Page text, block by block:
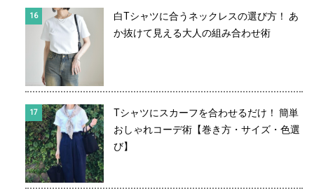
白Tシャツに合うネックレスの選び方！ あ
か抜けて見える大人の組み合わせ術
Tシャツにスカーフを合わせるだけ！ 簡単
おしゃれコーデ術【巻き方・サイズ・色選
び】